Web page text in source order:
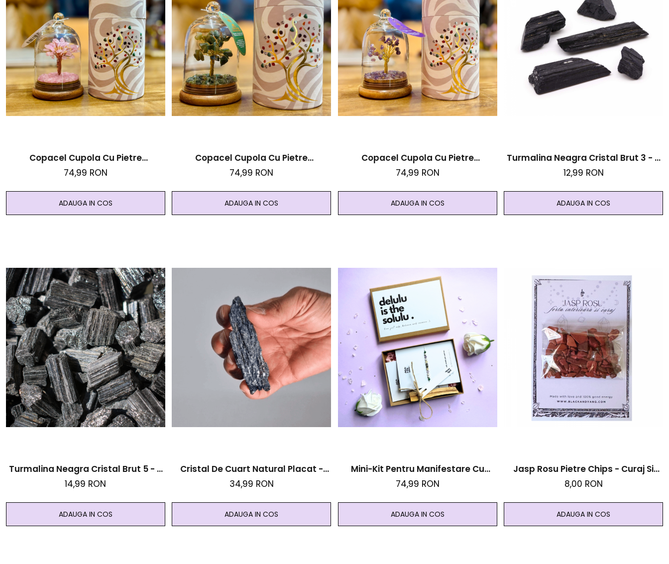
Copacel Cupola Cu Pietre
Semipretioase - Cuart Roz
74,99 RON
ADAUGA IN COS
Copacel Cupola Cu Pietre
Semipretioase - Aventurin Verde
74,99 RON
ADAUGA IN COS
Copacel Cupola Cu Pietre
Semipretioase - Ametist
74,99 RON
ADAUGA IN COS
Turmalina Neagra Cristal Brut 3 - 5
Cm - Protectie Energii Negative
12,99 RON
ADAUGA IN COS
Turmalina Neagra Cristal Brut 5 - 8
Cm - Protectie Energii Negative
14,99 RON
ADAUGA IN COS
Cristal De Cuart Natural Placat -
Titanium Aura
34,99 RON
ADAUGA IN COS
Mini-Kit Pentru Manifestare Cu
Cristale Si Palo Santo - Delulu Is The
74,99 RON
ADAUGA IN COS
Jasp Rosu Pietre Chips - Curaj Si
Forta
8,00 RON
ADAUGA IN COS